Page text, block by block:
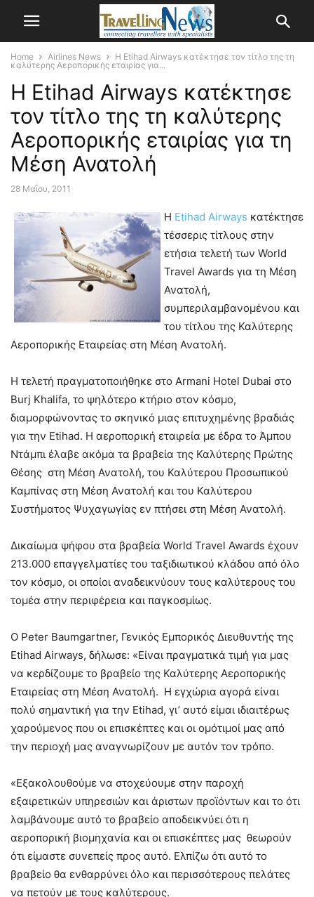
Home Airlines News
Η Etihad Airways κατέκτησε τον τίτλο της τη
καλύτερης Αεροπορικής εταιρίας για...
Η Etihad Airways κατέκτησε
τον τίτλο της τη καλύτερης
Αεροπορικής εταιρίας για τη
Μέση Ανατολή
28 Μαΐου, 2011
Η Etihad Airways κατέκτησε
τέσσερις τίτλους στην
ετήσια τελετή των World
Travel Awards για τη Μέση
Ανατολή,
συμπεριλαμβανομένου και
του τίτλου της Καλύτερης
Αεροπορικής Εταιρείας στη Μέση Ανατολή.
Η τελετή πραγματοποιήθηκε στο Armani Hotel Dubai στο
Burj Khalifa, το ψηλότερο κτήριο στον κόσμο,
διαμορφώνοντας το σκηνικό μιας επιτυχημένης βραδιάς
για την Etihad. Η αεροπορική εταιρεία με έδρα το Άμπου
Ντάμπι έλαβε ακόμα τα βραβεία της Καλύτερης Πρώτης
Θέσης στη Μέση Ανατολή, του Καλύτερου Προσωπικού
Καμπίνας στη Μέση Ανατολή και του Καλύτερου
Συστήματος Ψυχαγωγίας εν πτήσει στη Μέση Ανατολή.
Δικαίωμα ψήφου στα βραβεία World Travel Awards έχουν
213.000 επαγγελματίες του ταξιδιωτικού κλάδου από όλο
τον κόσμο, οι οποίοι αναδεικνύουν τους καλύτερους του
τομέα στην περιφέρεια και παγκοσμίως.
Ο Peter Baumgartner, Γενικός Εμπορικός Διευθυντής της
Etihad Airways, δήλωσε: «Είναι πραγματικά τιμή για μας
να κερδίζουμε το βραβείο της Καλύτερης Αεροπορικής
Εταιρείας στη Μέση Ανατολή. Η εγχώρια αγορά είναι
πολύ σημαντική για την Etihad, γι’ αυτό είμαι ιδιαιτέρως
χαρούμενος που οι επισκέπτες και οι ομότιμοί μας από
την περιοχή μας αναγνωρίζουν με αυτόν τον τρόπο.
«Εξακολουθούμε να στοχεύουμε στην παροχή
εξαιρετικών υπηρεσιών και άριστων προϊόντων και το ότι
λαμβάνουμε αυτό το βραβείο αποδεικνύει ότι η
αεροπορική βιομηχανία και οι επισκέπτες μας θεωρούν
ότι είμαστε συνεπείς προς αυτό. Ελπίζω ότι αυτό το
βραβείο θα ενθαρρύνει όλο και περισσότερους πελάτες
να πετούν με τους καλύτερους.